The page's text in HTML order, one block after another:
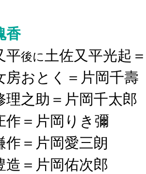
香
平後に 土佐又平光起
おとく＝片岡千壽
之助＝片岡千太郎
＝片岡りき彌
＝片岡愛三朗
＝片岡佑次郎